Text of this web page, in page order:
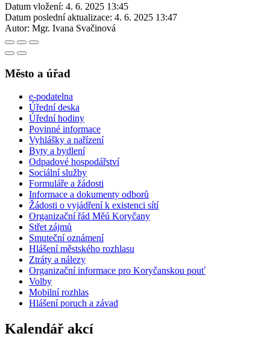
Datum vložení: 4. 6. 2025 13:45
Datum poslední aktualizace: 4. 6. 2025 13:47
Autor: Mgr. Ivana Svačinová
Město a úřad
e-podatelna
Úřední deska
Úřední hodiny
Povinné informace
Vyhlášky a nařízení
Byty a bydlení
Odpadové hospodářství
Sociální služby
Formuláře a žádosti
Informace a dokumenty odborů
Žádosti o vyjádření k existenci sítí
Organizační řád Měú Koryčany
Střet zájmů
Smuteční oznámení
Hlášení městského rozhlasu
Ztráty a nálezy
Organizační informace pro Koryčanskou pouť
Volby
Mobilní rozhlas
Hlášení poruch a závad
Kalendář akcí